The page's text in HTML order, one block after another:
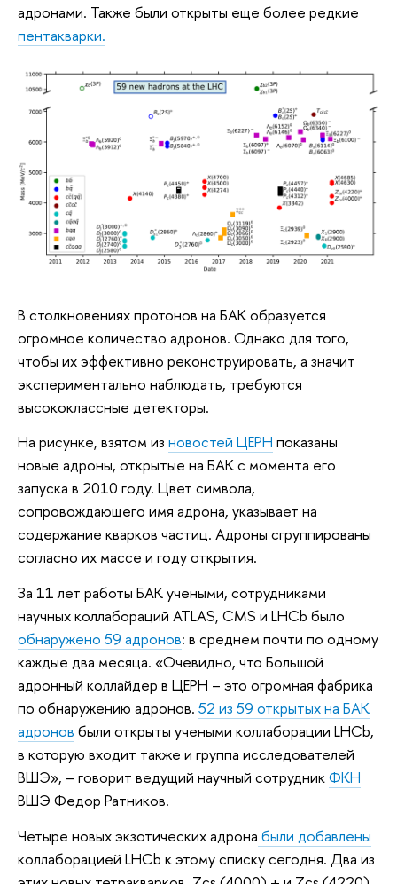
адронами. Также были открыты еще более редкие
пентакварки.
В столкновениях протонов на БАК образуется
огромное количество адронов. Однако для того,
чтобы их эффективно реконструировать, а значит
экспериментально наблюдать, требуются
высококлассные детекторы.
На рисунке, взятом из новостей ЦЕРН показаны
новые адроны, открытые на БАК с момента его
запуска в 2010 году. Цвет символа,
сопровождающего имя адрона, указывает на
содержание кварков частиц. Адроны сгруппированы
согласно их массе и году открытия.
За 11 лет работы БАК учеными, сотрудниками
научных коллабораций ATLAS, CMS и LHCb было
обнаружено 59 адронов: в среднем почти по одному
каждые два месяца. «Очевидно, что Большой
адронный коллайдер в ЦЕРН – это огромная фабрика
по обнаружению адронов. 52 из 59 открытых на БАК
адронов были открыты учеными коллаборации LHCb,
в которую входит также и группа исследователей
ВШЭ», – говорит ведущий научный сотрудникФКН
ВШЭ Федор Ратников.
Четыре новых экзотических адрона были добавлены
коллаборацией LHCb к этому списку сегодня. Два из